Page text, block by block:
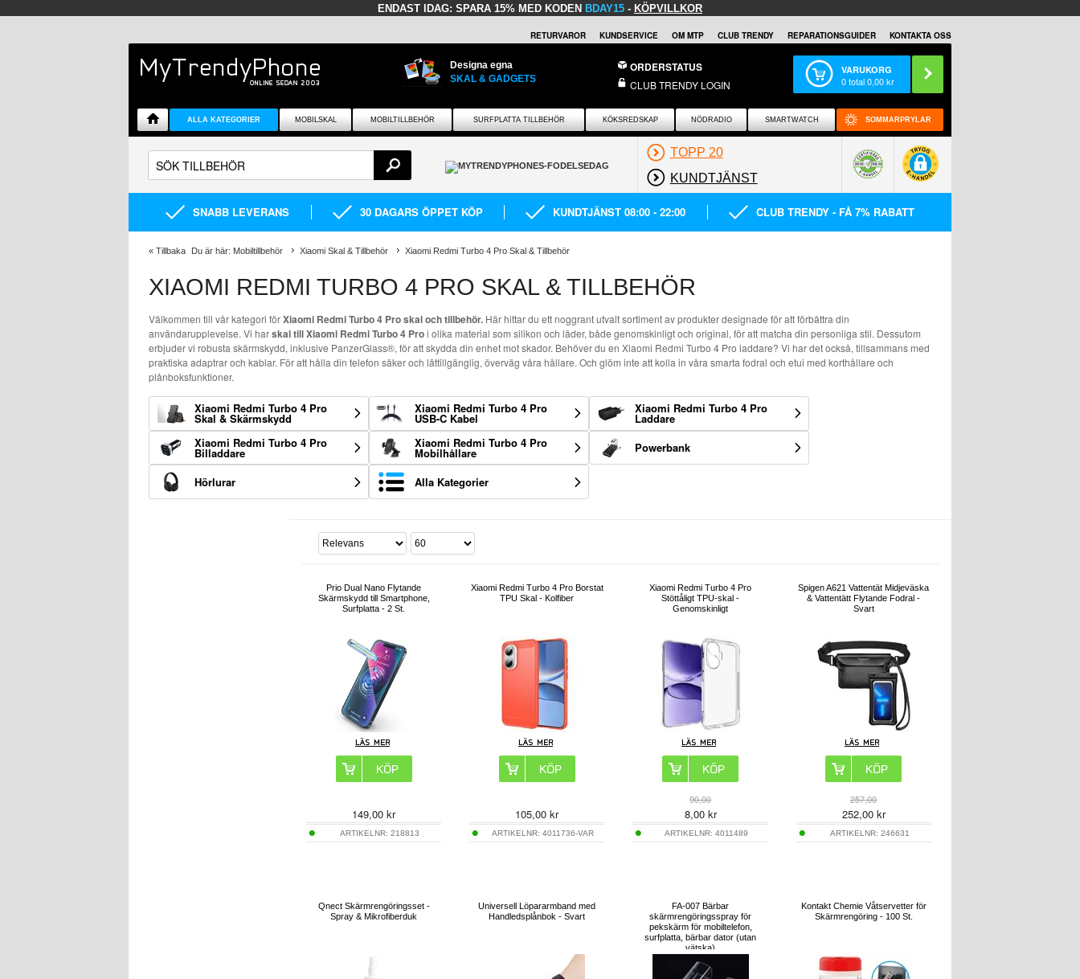
ENDAST IDAG: SPARA 15% MED KODEN BDAY15 - KÖPVILLKOR
RETURVAROR KUNDSERVICE OM MTP CLUB TRENDY REPARATIONSGUIDER KONTAKTA OSS
Designa egna
SKAL & GADGETS
ORDERSTATUS
CLUB TRENDY LOGIN
VARUKORG
0total0,00kr
ALLA KATEGORIER MOBILSKAL MOBILTILLBEHÖR SURFPLATTA TILLBEHÖR KÖKSREDSKAP NÖDRADIO SMARTWATCH SOMMARPRYLAR
TOPP 20
KUNDTJÄNST
SNABB LEVERANS 30 DAGARS ÖPPET KÖP KUNDTJÄNST 08:00 - 22:00 CLUB TRENDY - FÅ 7% RABATT
« Tillbaka Du är här: Mobiltillbehör Xiaomi Skal & Tillbehör Xiaomi Redmi Turbo 4 Pro Skal & Tillbehör
XIAOMI REDMI TURBO 4 PRO SKAL & TILLBEHÖR
Välkommen till vår kategori förXiaomi Redmi Turbo 4 Pro skal och tillbehör. Här hittar du ett noggrant utvalt sortiment av produkter designade för att förbättra din
användarupplevelse. Vi harskal till Xiaomi Redmi Turbo 4 Proi olika material som silikon och läder, både genomskinligt och original, för att matcha din personliga stil. Dessutom
erbjuder vi robusta skärmskydd, inklusive PanzerGlass®, för att skydda din enhet mot skador. Behöver du en Xiaomi Redmi Turbo 4 Pro laddare? Vi har det också, tillsammans med
praktiska adaptrar och kablar. För att hålla din telefon säker och lättillgänglig, överväg våra hållare. Och glöm inte att kolla in våra smarta fodral och etui med korthållare och
plånboksfunktioner.
Xiaomi Redmi Turbo 4 Pro
Skal & Skärmskydd
Xiaomi Redmi Turbo 4 Pro
USB-C Kabel
Xiaomi Redmi Turbo 4 Pro
Laddare
Xiaomi Redmi Turbo 4 Pro
Billaddare
Xiaomi Redmi Turbo 4 Pro
Mobilhållare Powerbank
Hörlurar Alla Kategorier
Prio Dual Nano Flytande
Skärmskydd till Smartphone,
Surfplatta - 2 St.
149,00 kr
ARTIKELNR:218813
Xiaomi Redmi Turbo 4 Pro Borstat
TPU Skal - Kolfiber
105,00 kr
ARTIKELNR:4011736-VAR
Xiaomi Redmi Turbo 4 Pro
Stöttåligt TPU-skal -
Genomskinligt
90,00
8,00kr
ARTIKELNR:4011489
Spigen A621 Vattentät Midjeväska
& Vattentätt Flytande Fodral -
Svart
257,00
252,00kr
ARTIKELNR: 246631
Qnect Skärmrengöringsset -
Spray & Mikrofiberduk
Universell Löpararmband med
Handledsplånbok - Svart
FA-007 Bärbar
skärmrengöringsspray för
pekskärm för mobiltelefon,
surfplatta, bärbar dator (utan
vätska)
Kontakt Chemie Våtservetter för
Skärmrengöring - 100 St.